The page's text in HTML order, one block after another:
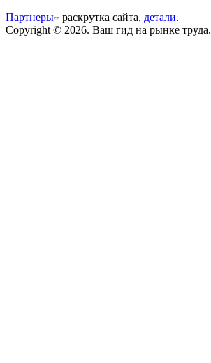
Партнеры
раскрутка сайта, детали.
Copyright © 2026. Ваш гид на рынке труда.